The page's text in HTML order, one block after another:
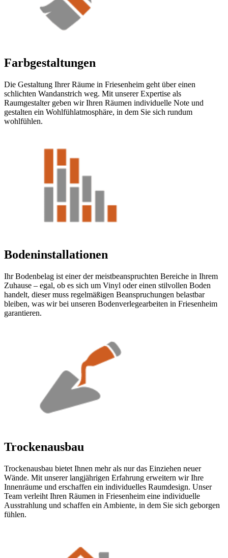
Farbgestaltungen
Die Gestaltung Ihrer Räume in Friesenheim geht über einen
schlichten Wandanstrich weg. Mit unserer Expertise als
Raumgestalter geben wir Ihren Räumen individuelle Note und
gestalten ein Wohlfühlatmosphäre, in dem Sie sich rundum
wohlfühlen.
Bodeninstallationen
Ihr Bodenbelag ist einer der meistbeanspruchten Bereiche in Ihrem
Zuhause – egal, ob es sich um Vinyl oder einen stilvollen Boden
handelt, dieser muss regelmäßigen Beanspruchungen belastbar
bleiben, was wir bei unseren Bodenverlegearbeiten in Friesenheim
garantieren.
Trockenausbau
Trockenausbau bietet Ihnen mehr als nur das Einziehen neuer
Wände. Mit unserer langjährigen Erfahrung erweitern wir Ihre
Innenräume und erschaffen ein individuelles Raumdesign. Unser
Team verleiht Ihren Räumen in Friesenheim eine individuelle
Ausstrahlung und schaffen ein Ambiente, in dem Sie sich geborgen
fühlen.